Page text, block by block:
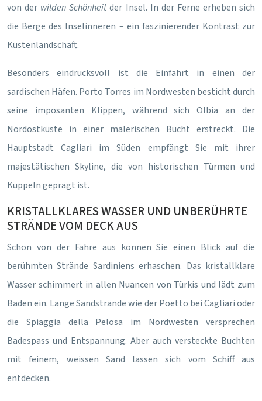
von der wilden Schönheitder Insel. In der Ferne erheben sich
die Berge des Inselinneren – ein faszinierender Kontrast zur
Küstenlandschaft.
Besonders eindrucksvoll ist die Einfahrt in einen der
sardischen Häfen. Porto Torres im Nordwesten besticht durch
seine imposanten Klippen, während sich Olbia an der
Nordostküste in einer malerischen Bucht erstreckt. Die
Hauptstadt Cagliari im Süden empfängt Sie mit ihrer
majestätischen Skyline, die von historischen Türmen und
Kuppeln geprägt ist.
KRISTALLKLARES WASSER UND UNBERÜHRTE
STRÄNDE VOM DECK AUS
Schon von der Fähre aus können Sie einen Blick auf die
berühmten Strände Sardiniens erhaschen. Das kristallklare
Wasser schimmert in allen Nuancen von Türkis und lädt zum
Baden ein. Lange Sandstrände wie der Poetto bei Cagliari oder
die Spiaggia della Pelosa im Nordwesten versprechen
Badespass und Entspannung. Aber auch versteckte Buchten
mit feinem, weissen Sand lassen sich vom Schiff aus
entdecken.